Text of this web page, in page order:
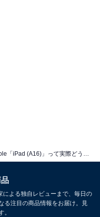
よる独自レビューまで、毎日の
る注目の商品情報をお届け。見
。